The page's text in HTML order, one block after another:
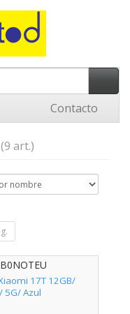
Contacto
(9 art.)
17T 12GB/
5G/ Azul